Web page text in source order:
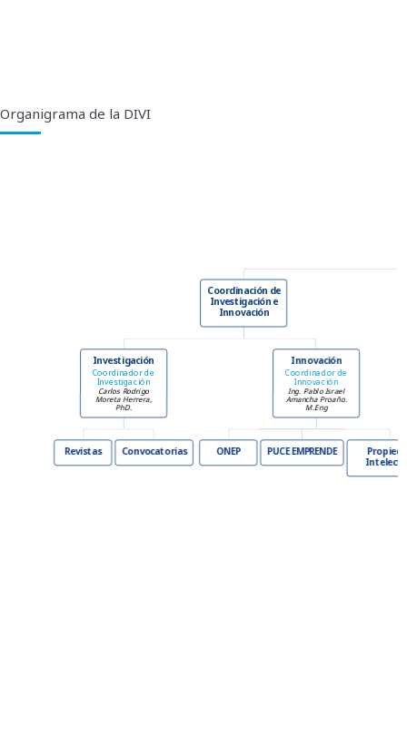
Organigrama de la DIVI
Coordinación de
Investigación e
Innovación
Investigación
Coordinador de
Investigación
Carlos Rodrigo
Moreta Herrera,
PhD.
Revistas Convocatorias
Innovación
Coordinador de
Innovación
Ing. Pablo Israel
Amancha Proaño.
M.Eng
ONEP PUCE EMPRENDE